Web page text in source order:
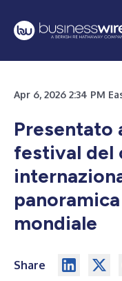
Apr 6, 2026 2:34 PM
Presentato
festival del
mondiale
Share